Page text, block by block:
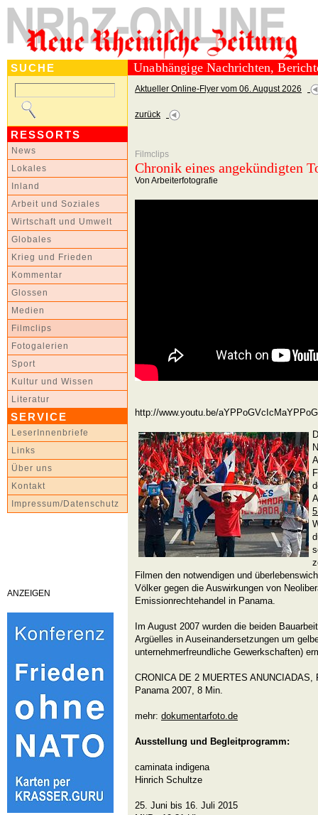
SUCHE
RESSORTS
News
Lokales
Inland
Arbeit und Soziales
Wirtschaft und Umwelt
Globales
Krieg und Frieden
Kommentar
Glossen
Medien
Filmclips
Fotogalerien
Sport
Kultur und Wissen
Literatur
SERVICE
LeserInnenbriefe
Links
Über uns
Kontakt
Impressum/Datenschutz
ANZEIGEN
Unabhängige Nachrichten,
Aktueller Online-Flyer vom 06. August 2026
zurück
Filmclips
Chronik eines angekündigten
Von Arbeiterfotografie
http://www.youtu.be/
Filmen den notwendigen und
Völker gegen die Auswirkungen von
Emissionrechtehandel in Panama.
Im August 2007 wurden die beiden
Argüelles in Auseinandersetzungen um
unternehmerfreundliche Gewerkschaften)
CRONICA DE 2 MUERTES
Panama 2007, 8 Min.
mehr: dokumentarfoto.de
Ausstellung und Begleitprogramm:
caminata indigena
Hinrich Schultze
25. Juni bis 16. Juli 2015